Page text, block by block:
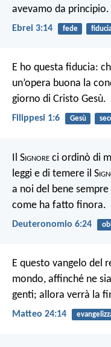
avevamo da principio.
Ebrei 3:14 fede
E ho questa fiducia:
un’opera buona la
giorno di Cristo Gesù.
Filippesi 1:6 Gesù
Il Signore ci ordinò di
leggi e di temere il S
a noi del bene
come ha fatto finora.
Deuteronomio 6:24
E questo vangelo del
mondo, affinché ne
genti; allora verrà la
Matteo 24:14